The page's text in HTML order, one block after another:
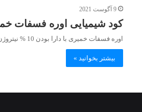
9 آگوست 2021
کود شیمیایی اوره فسفات
اوره فسفات خمیری با دارا بودن 10 % نیتروژن و 35 % فسفر یکی از کودهای مناسب برای دوره ابتدایی…
بیشتر بخوانید »